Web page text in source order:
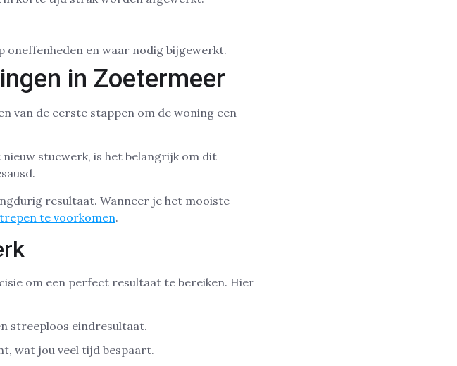
en waar nodig bijgewerkt.
in Zoetermeer
van de eerste stappen om de woning een
stucwerk, is het belangrijk om dit
resultaat. Wanneer je het mooiste
te voorkomen.
om een perfect resultaat te bereiken. Hier
streeploos eindresultaat.
wat jou veel tijd bespaart.